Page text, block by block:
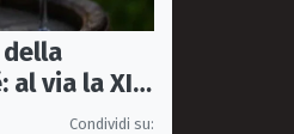
al via la XII
VinoCondividi su: